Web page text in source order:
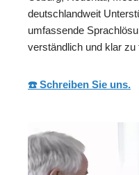
deutschlandweit
umfassende
verständlich und klar zu
☎️ Schreiben Sie uns.